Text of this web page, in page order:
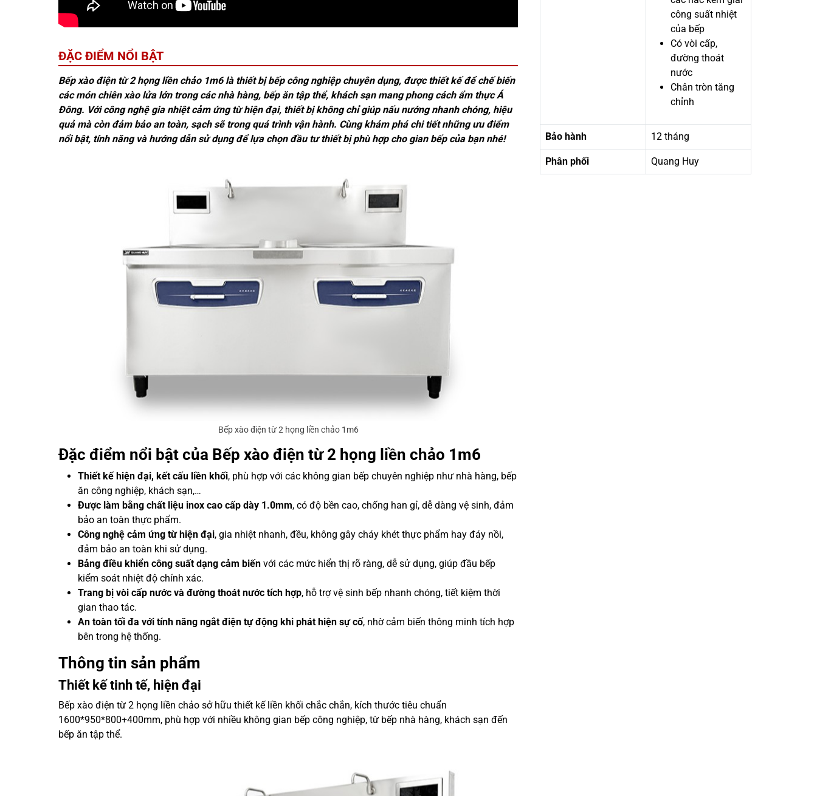
công suất nhiệt
của bếp
Có vòi cấp,
đường thoát
nước
Chân tròn tăng
chỉnh
Bảo hành 12 tháng
Phân phối Quang Huy
ĐẶC ĐIỂM NỔI BẬT
Bếp xào điện từ 2 họng liền chảo 1m6 là thiết bị bếp công nghiệp chuyên dụng, được thiết kế để chế biến
các món chiên xào lửa lớn trong các nhà hàng, bếp ăn tập thể, khách sạn mang phong cách ẩm thực Á
Đông. Với công nghệ gia nhiệt cảm ứng từ hiện đại, thiết bị không chỉ giúp nấu nướng nhanh chóng, hiệu
quả mà còn đảm bảo an toàn, sạch sẽ trong quá trình vận hành. Cùng khám phá chi tiết những ưu điểm
nổi bật, tính năng và hướng dẫn sử dụng để lựa chọn đầu tư thiết bị phù hợp cho gian bếp của bạn nhé!
Bếp xào điện từ 2 họng liền chảo 1m6
Đặc điểm nổi bật của Bếp xào điện từ 2 họng liền chảo 1m6
Thiết kế hiện đại, kết cấu liền khối, phù hợp với các không gian bếp chuyên nghiệp như nhà hàng, bếp
ăn công nghiệp, khách sạn,…
Được làm bằng chất liệu inox cao cấp dày 1.0mm, có độ bền cao, chống han gỉ, dễ dàng vệ sinh, đảm
bảo an toàn thực phẩm.
Công nghệ cảm ứng từ hiện đại, gia nhiệt nhanh, đều, không gây cháy khét thực phẩm hay đáy nồi,
đảm bảo an toàn khi sử dụng.
Bảng điều khiển công suất dạng cảm biến với các mức hiển thị rõ ràng, dễ sử dụng, giúp đầu bếp
kiểm soát nhiệt độ chính xác.
Trang bị vòi cấp nước và đường thoát nước tích hợp, hỗ trợ vệ sinh bếp nhanh chóng, tiết kiệm thời
gian thao tác.
An toàn tối đa với tính năng ngắt điện tự động khi phát hiện sự cố, nhờ cảm biến thông minh tích hợp
bên trong hệ thống.
Thông tin sản phẩm
Thiết kế tinh tế, hiện đại
Bếp xào điện từ 2 họng liền chảo sở hữu thiết kế liền khối chắc chắn, kích thước tiêu chuẩn
1600*950*800+400mm, phù hợp với nhiều không gian bếp công nghiệp, từ bếp nhà hàng, khách sạn đến
bếp ăn tập thể.